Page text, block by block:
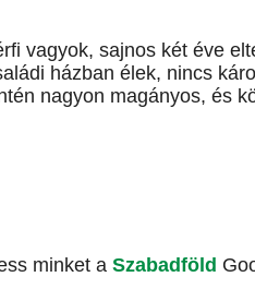
vagyok, sajnos két éve
házban élek, nincs
nagyon magányos, és
minket a Szabadföld